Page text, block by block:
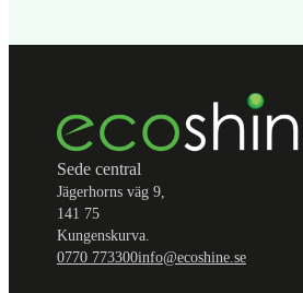
Sede central
Jägerhorns väg 9,
141 75
Kungenskurva.
0770 773300info@ecoshine.se